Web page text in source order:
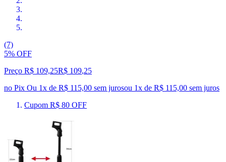
(7)
5% OFF
Preço R$ 109,25R$ 109,25
no Pix Ou 1x de R$ 115,00 sem jurosou 1x de R$ 115,00 sem juros
Cupom R$ 80 OFF